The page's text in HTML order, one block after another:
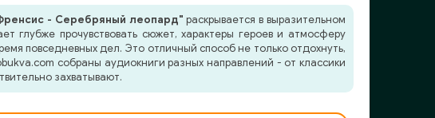
- Серебряный леопард" раскрывается в выразительном
глубже прочувствовать сюжет, характеры героев и атмосферу
повседневных дел. Это отличный способ не только отдохнуть,
собраны аудиокниги разных направлений - от классики
захватывают.